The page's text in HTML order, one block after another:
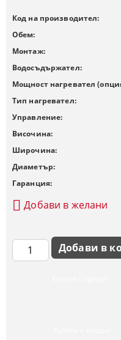
Код на производител:
Обем:
Монтаж:
Водосъдържател:
Мощност нагревател
Тип нагревател:
Управление:
Височина:
Широчина:
Диаметър:
Гаранция:
Добави в желани